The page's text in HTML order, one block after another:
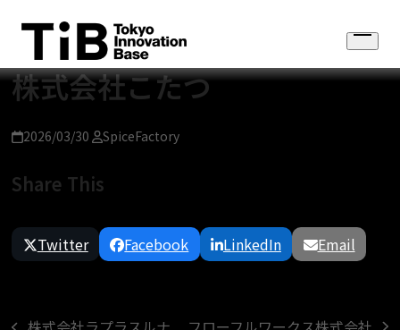
content
Open
menu
株式会社こたつ
2026/03/30 SpiceFactory
Share This
Twitter Facebook LinkedIn Email